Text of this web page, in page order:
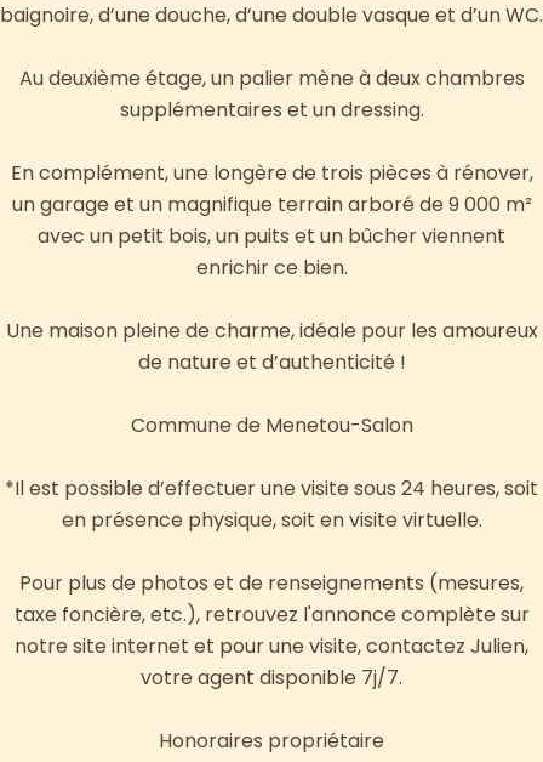
baignoire, d’une douche, d’une double vasque et d’un WC.
Au deuxième étage, un palier mène à deux chambres
supplémentaires et un dressing.
En complément, une longère de trois pièces à rénover,
un garage et un magnifique terrain arboré de 9 000 m²
avec un petit bois, un puits et un bûcher viennent
enrichir ce bien.
Une maison pleine de charme, idéale pour les amoureux
de nature et d’authenticité !
Commune de Menetou-Salon
*Il est possible d’effectuer une visite sous 24 heures, soit
en présence physique, soit en visite virtuelle.
Pour plus de photos et de renseignements (mesures,
taxe foncière, etc.), retrouvez l'annonce complète sur
notre site internet et pour une visite, contactez Julien,
votre agent disponible 7j/7.
Honoraires propriétaire